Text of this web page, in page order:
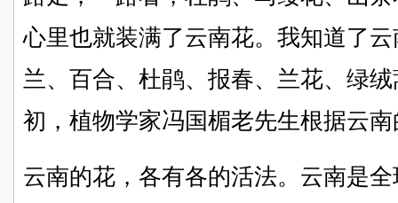
心里也就装满了云南花。我知道了
兰、百合、杜鹃、报春、兰花、绿
初，植物学家冯国楣老先生根据云
云南的花，各有各的活法。云南是